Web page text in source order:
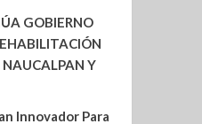
GOBIERNO
NAUCALPAN Y
Innovador Para